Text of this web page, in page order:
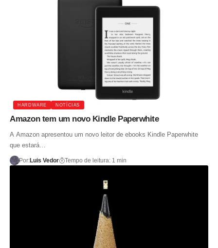
HARDWARE NOTÍCIAS
Amazon tem um novo Kindle Paperwhite
A Amazon apresentou um novo leitor de ebooks Kindle Paperwhite
que estará…
Por:Luis Vedor Tempo de leitura: 1 min